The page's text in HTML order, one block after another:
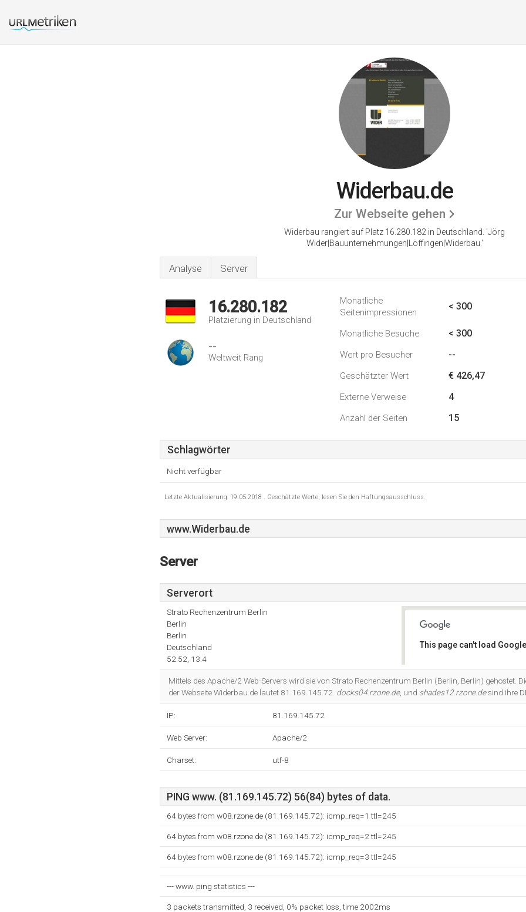
Widerbau.de
Zur Webseite gehen
Widerbau rangiert auf Platz 16.280.182 in Deutschland. 'Jörg
Wider|Bauunternehmungen|Löffingen|Widerbau.'
Analyse Server
16.280.182
Platzierung in Deutschland
--
Weltweit Rang
Monatliche
Seitenimpressionen
< 300
Monatliche Besuche < 300
Wert pro Besucher --
Geschätzter Wert € 426,47
Externe Verweise 4
Anzahl der Seiten 15
Schlagwörter
Nicht verfügbar
Letzte Aktualisierung: 19.05.2018 . Geschätzte Werte, lesen Sie den Haftungsausschluss.
www.Widerbau.de
Server
Serverort
Strato Rechenzentrum Berlin
Berlin
Berlin
Deutschland
52.52, 13.4
This page can't load
Mittels des Apache/2 Web-Servers wird sie von Strato Rechenzentrum Berlin (Berlin, Berlin) gehostet.
der Webseite Widerbau.de lautet 81.169.145.72. docks04.rzone.de, und shades12.rzone.desind ihre
IP: 81.169.145.72
Web Server: Apache/2
Charset: utf-8
PING www. (81.169.145.72) 56(84) bytes of data.
64 bytes from w08.rzone.de (81.169.145.72): icmp_req=1 ttl=245
64 bytes from w08.rzone.de (81.169.145.72): icmp_req=2 ttl=245
64 bytes from w08.rzone.de (81.169.145.72): icmp_req=3 ttl=245
--- www. ping statistics ---
3 packets transmitted, 3 received, 0% packet loss, time 2002ms